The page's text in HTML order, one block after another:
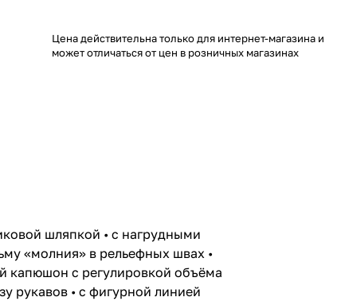
Цена действительна только для интернет-магазина и
может отличаться от цен в розничных магазинах
шляпкой • с нагрудными
«молния» в рельефных швах •
капюшон с регулировкой объёма
рукавов • с фигурной линией